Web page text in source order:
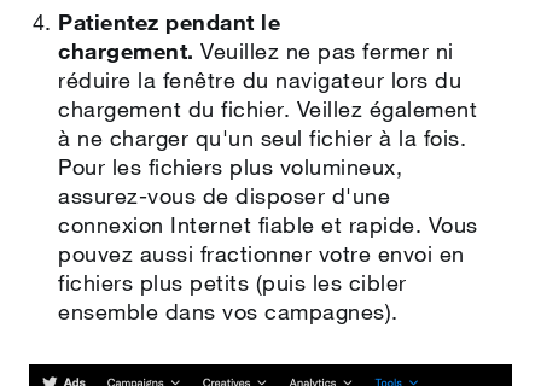
Patientez pendant le
chargement. Veuillez ne pas fermer ni
réduire la fenêtre du navigateur lors du
chargement du fichier. Veillez également
à ne charger qu'un seul fichier à la fois.
Pour les fichiers plus volumineux,
assurez‑vous de disposer d'une
connexion Internet fiable et rapide. Vous
pouvez aussi fractionner votre envoi en
fichiers plus petits (puis les cibler
ensemble dans vos campagnes).